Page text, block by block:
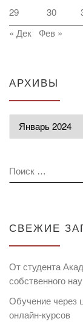
29 30
« Дек
Фев »
АРХИВЫ
ПОИСК
СВЕЖИЕ
От студента
собственного
Обучение через
онлайн-курсов